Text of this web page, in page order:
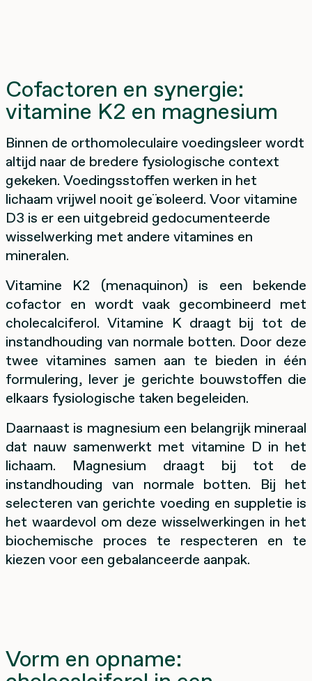
Cofactoren en synergie:
vitamine K2 en magnesium
Binnen de orthomoleculaire voedingsleer wordt
altijd naar de bredere fysiologische context
gekeken. Voedingsstoffen werken in het
lichaam vrijwel nooit geïsoleerd. Voor vitamine
D3 is er een uitgebreid gedocumenteerde
wisselwerking met andere vitamines en
mineralen.
Vitamine K2 (menaquinon) is een bekende
cofactor en wordt vaak gecombineerd met
cholecalciferol. Vitamine K draagt bij tot de
instandhouding van normale botten. Door deze
twee vitamines samen aan te bieden in één
formulering, lever je gerichte bouwstoffen die
elkaars fysiologische taken begeleiden.
Daarnaast is magnesium een belangrijk mineraal
dat nauw samenwerkt met vitamine D in het
lichaam. Magnesium draagt bij tot de
instandhouding van normale botten. Bij het
selecteren van gerichte voeding en suppletie is
het waardevol om deze wisselwerkingen in het
biochemische proces te respecteren en te
kiezen voor een gebalanceerde aanpak.
Vorm en opname: